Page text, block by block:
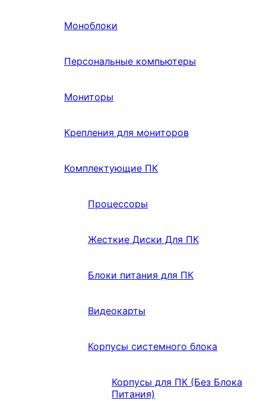
Моноблоки
Персональные компьютеры
Мониторы
Крепления для мониторов
Комплектующие ПК
Процессоры
Жесткие Диски Для ПК
Блоки питания для ПК
Видеокарты
Корпусы системного блока
Корпусы для ПК (Без Блока
Питания)